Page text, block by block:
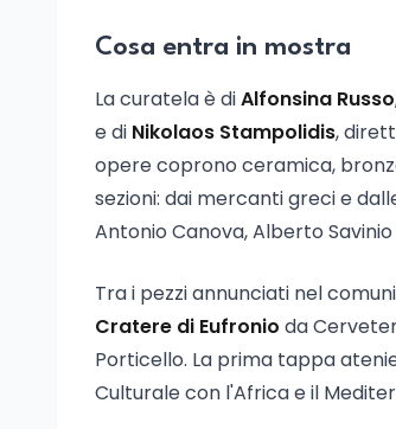
Cosa entra in mostra
La curatela è diAlfonsina Russo
e di Nikolaos Stampolidis,
opere coprono ceramica,
sezioni: dai mercanti greci e
Antonio Canova, Alberto
Tra i pezzi annunciati nel
Cratere di Eufronio da
Porticello. La prima tappa
Culturale con l'Africa e il